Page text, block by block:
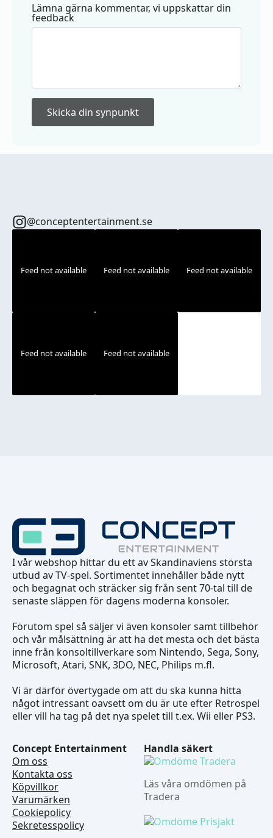
Lämna gärna kommentar, vi uppskattar din
feedback
Skicka din synpunkt
@conceptentertainment.se
Feed not available Feed not available Feed not available
Feed not available Feed not available
I vår webshop hittar du ett av Skandinaviens största
utbud av TV-spel. Sortimentet innehåller både nytt
och begagnat och sträcker sig från sent 70-tal till de
senaste släppen för dagens moderna konsoler.
Förutom spel så säljer vi även konsoler samt tillbehör
och vår målsättning är att ha det mesta och det bästa
inne från konsoltillverkare som Nintendo, Sega, Sony,
Microsoft, Atari, SNK, 3DO, NEC, Philips m.fl.
Vi är därför övertygade om att du ska kunna hitta
något intressant oavsett om du är ute efter Retrospel
eller vill ha tag på det nya spelet till t.ex. Wii eller PS3.
Concept Entertainment
Om oss
Kontakta oss
Köpvillkor
Varumärken
Cookiepolicy
Sekretesspolicy
Handla säkert
Läs våra omdömen på
Tradera